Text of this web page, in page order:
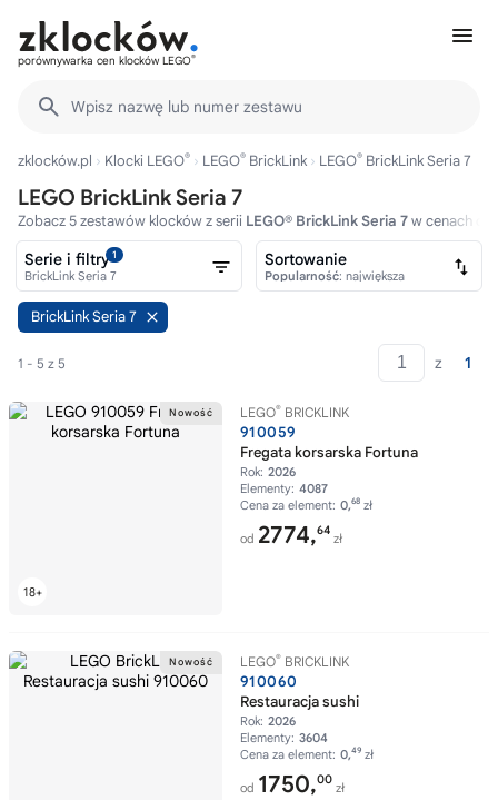
porównywarka cen klocków LEGO®
Wpisz nazwę lub numer zestawu
zklocków.pl Klocki LEGO® LEGO® BrickLink LEGO® BrickLink Seria 7
LEGO BrickLink Seria 7
Zobacz 5 zestawów klocków z serii LEGO® BrickLink Seria 7w cenach od
BrickLink Seria 7
1 - 5 z 5 z 1
LEGO® BRICKLINK
910059
Fregata korsarska Fortuna
Rok: 2026
Elementy: 4087
Cena za element: 0,68 zł
od 2774,64
zł
LEGO® BRICKLINK
910060
Restauracja sushi
Rok: 2026
Elementy: 3604
Cena za element: 0,49 zł
od 1750,00
zł
Serie i filtry1
BrickLink Seria 7
Sortowanie
Popularność: największa